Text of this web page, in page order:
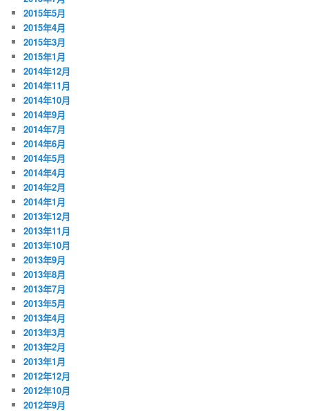
2015年5月
2015年4月
2015年3月
2015年1月
2014年12月
2014年11月
2014年10月
2014年9月
2014年7月
2014年6月
2014年5月
2014年4月
2014年2月
2014年1月
2013年12月
2013年11月
2013年10月
2013年9月
2013年8月
2013年7月
2013年5月
2013年4月
2013年3月
2013年2月
2013年1月
2012年12月
2012年10月
2012年9月